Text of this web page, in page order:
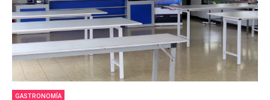
GASTRONOMÍA